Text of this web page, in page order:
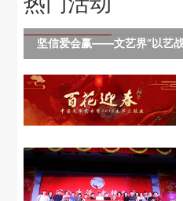
坚信爱会赢——文艺界“以艺